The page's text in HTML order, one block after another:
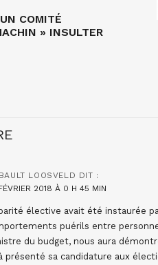
COMITÉ
» INSULTER
LOOSVELD DIT :
2018 À 0 H 45 MIN
élective avait été instaurée
puérils entre
du budget, nous aura
présenté sa candidature aux